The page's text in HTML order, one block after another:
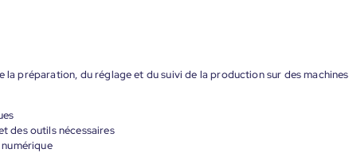
la préparation, du réglage et du suivi de la production sur des machines
des outils nécessaires